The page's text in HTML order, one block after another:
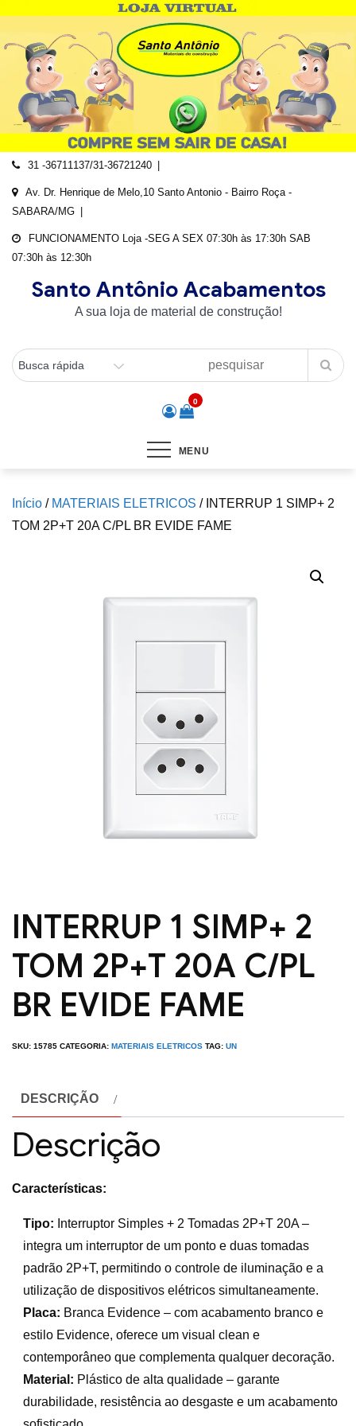
content
31 -36711137/31-36721240
Av. Dr. Henrique de Melo,10 Santo Antonio - Bairro Roça -
SABARA/MG
FUNCIONAMENTO Loja -SEG A SEX 07:30h às 17:30h SAB
07:30h às 12:30h
Santo Antônio Acabamentos
A sua loja de material de construção!
0
MENU
Início / MATERIAIS ELETRICOS / INTERRUP 1 SIMP+ 2
TOM 2P+T 20A C/PL BR EVIDE FAME
INTERRUP 1 SIMP+ 2
TOM 2P+T 20A C/PL
BR EVIDE FAME
SKU: 15785 CATEGORIA: MATERIAIS ELETRICOS TAG: UN
DESCRIÇÃO
Descrição
Características:
Tipo: Interruptor Simples + 2 Tomadas 2P+T 20A –
integra um interruptor de um ponto e duas tomadas
padrão 2P+T, permitindo o controle de iluminação e a
utilização de dispositivos elétricos simultaneamente.
Placa: Branca Evidence – com acabamento branco e
estilo Evidence, oferece um visual clean e
contemporâneo que complementa qualquer decoração.
Material: Plástico de alta qualidade – garante
durabilidade, resistência ao desgaste e um acabamento